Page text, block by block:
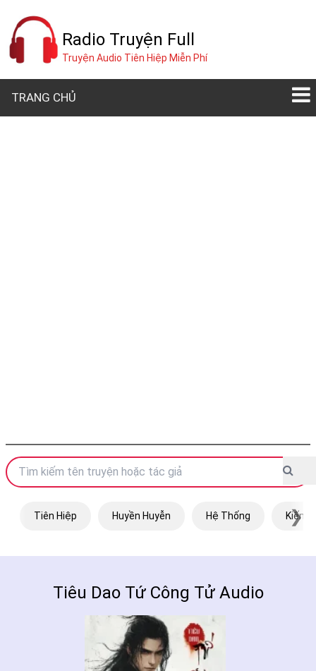
Radio Truyện Full
Truyện Audio Tiên Hiệp Miễn Phí
TRANG CHỦ
Tiên Hiệp Huyền Huyễn Hệ Thống Kiếm
❯
Tiêu Dao Tứ Công Tử Audio